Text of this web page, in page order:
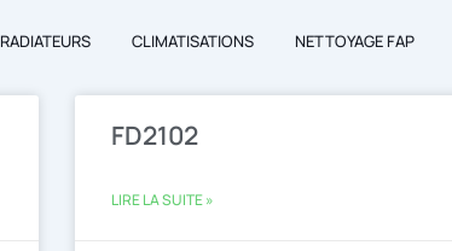
RADIATEURS CLIMATISATIONS NETTOYAGE FAP
FD2102
LIRE LA SUITE »